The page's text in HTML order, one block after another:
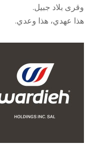
وقرى بلاد جبيل.
هذا عهدي، هذا وعدي.